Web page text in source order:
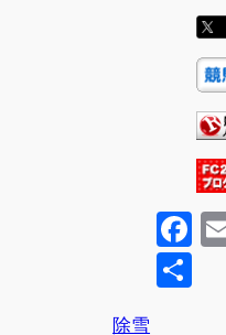
F
a
c
共
除雪